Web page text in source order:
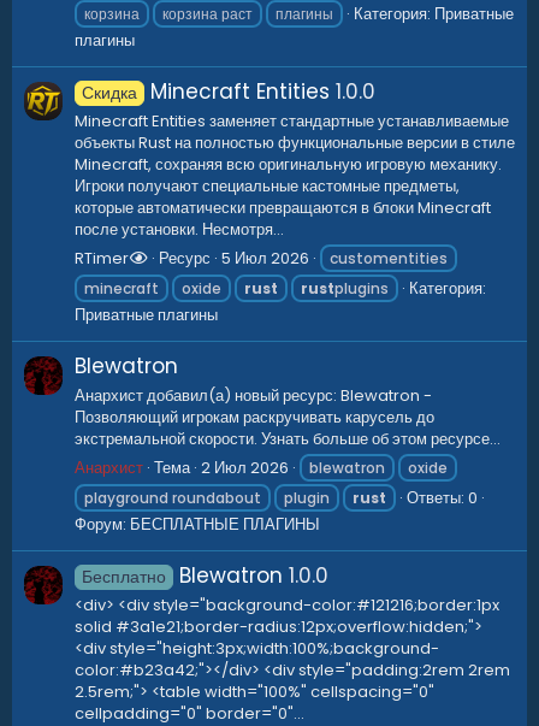
корзина
корзина раст плагины Категория: Приватные
плагины
Скидка Minecraft Entities 1.0.0
Minecraft Entities заменяет стандартные устанавливаемые
объекты Rust на полностью функциональные версии в стиле
Minecraft, сохраняя всю оригинальную игровую механику.
Игроки получают специальные кастомные предметы,
которые автоматически превращаются в блоки Minecraft
после установки. Несмотря...
RTimer
Ресурс 5 Июл 2026
customentities
minecraft
oxide rust rustplugins
Категория:
Приватные плагины
Blewatron
Анархист добавил(а) новый ресурс: Blewatron -
Позволяющий игрокам раскручивать карусель до
экстремальной скорости. Узнать больше об этом ресурсе...
Анархист Тема 2 Июл 2026 blewatron
oxide
playground roundabout
plugin rust
Ответы: 0
Форум: БЕСПЛАТНЫЕ ПЛАГИНЫ
Бесплатно Blewatron 1.0.0
<div> <div style="background-color:#121216;border:1px
solid #3a1e21;border-radius:12px;overflow:hidden;">
<div style="height:3px;width:100%;background-
color:#b23a42;"></div> <div style="padding:2rem 2rem
2.5rem;"> <table width="100%" cellspacing="0"
cellpadding="0" border="0"...